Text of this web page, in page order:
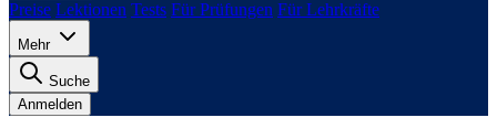
Preise Lektionen Tests Für Prüfungen Für Lehrkräfte
Mehr
Suche
Anmelden